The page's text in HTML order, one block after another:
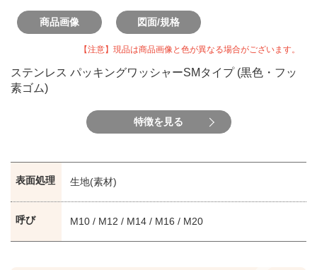
商品画像 図面/規格
【注意】現品は商品画像と色が異なる場合がございます。
ステンレス パッキングワッシャーSMタイプ (黒色・フッ
素ゴム)
特徴を見る
表面処理 生地(素材)
呼び M10 / M12 / M14 / M16 / M20